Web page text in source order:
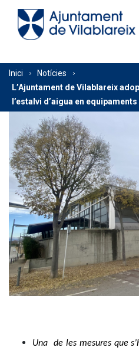
contingut
Fil
d'Ariadna
Inici
Notícies
L’Ajuntament de Vilablareix
l’estalvi d’aigua en
Una de les mesures que